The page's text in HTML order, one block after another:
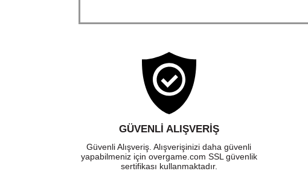
GÜVENLI ALIŞVERIŞ
Güvenli Alışveriş. Alışverişinizi daha güvenli
yapabilmeniz için overgame.com SSL güvenlik
sertifikası kullanmaktadır.